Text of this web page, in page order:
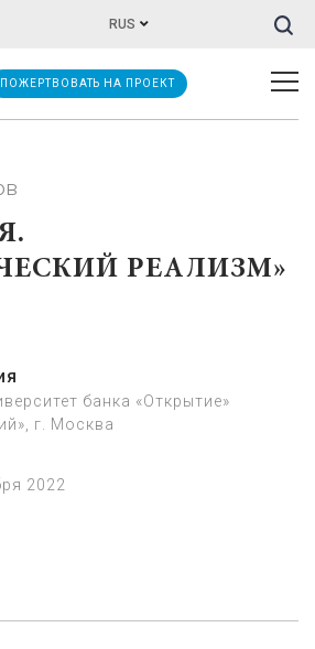
RUS
ПОЖЕРТВОВАТЬ НА ПРОЕКТ
РЕАЛИЗМ»
банка «Открытие»
г. Москва
2022